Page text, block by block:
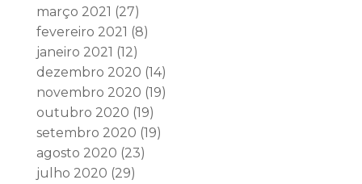
março 2021 (27)
fevereiro 2021 (8)
janeiro 2021 (12)
dezembro 2020 (14)
novembro 2020 (19)
outubro 2020 (19)
setembro 2020 (19)
agosto 2020 (23)
julho 2020 (29)